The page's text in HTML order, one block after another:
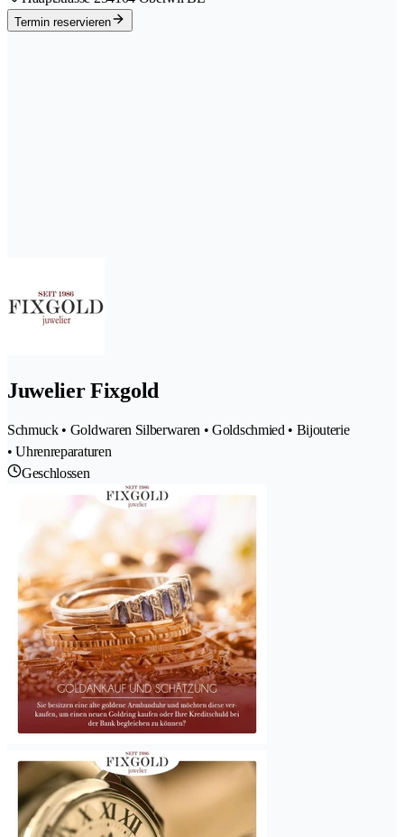
Termin reservieren
Juwelier Fixgold
Schmuck • Goldwaren Silberwaren • Goldschmied • Bijouterie
• Uhrenreparaturen
Geschlossen